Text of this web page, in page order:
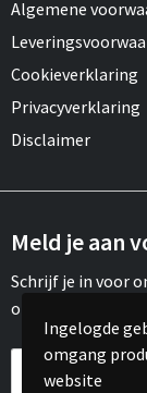
Algemene
Cookieverklaring
Privacyverklaring
Disclaimer
Meld je aan
Schrijf je in voor
onze leuke
Ingelogde
omgang
website